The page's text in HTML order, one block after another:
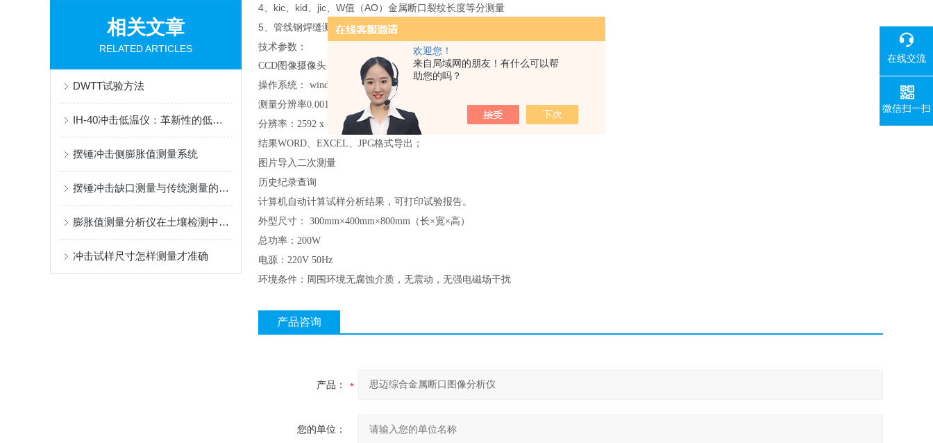
欢迎您！
来自局域网的朋友！有什么可以帮
助您的吗？
相关文章
RELATED ARTICLES
DWTT试验方法
IH-40冲击低温仪：革新性的低温测试技术
摆锤冲击侧膨胀值测量系统
摆锤冲击缺口测量与传统测量的对比
膨胀值测量分析仪在土壤检测中的应用
冲击试样尺寸怎样测量才准确
4、kic、kid、jic、W值（AO）金属断口裂纹长度等分测量
5、管线钢焊缝测量
技术参数：
CCD图像摄像头： 图像传感器为不小于1/2.5英寸，象素数为1000万。
操作系统： windows10等。
测量分辨率0.001mm
分辨率：2592 x 1944
结果WORD、EXCEL、JPG格式导出；
图片导入二次测量
历史纪录查询
计算机自动计算试样分析结果，可打印试验报告。
外型尺寸： 300mm×400mm×800mm（长×宽×高）
总功率：200W
电源：220V 50Hz
环境条件：周围环境无腐蚀介质，无震动，无强电磁场干扰
产品咨询
产品：
您的单位：
在线交流
微信扫一扫